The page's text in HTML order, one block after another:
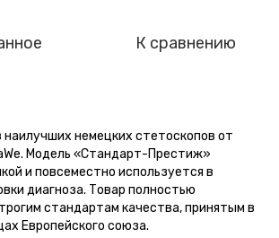
К сравнению
наилучших немецких стетоскопов от
Модель «Стандарт-Престиж»
и повсеместно используется в
диагноза. Товар полностью
стандартам качества, принятым в
Европейского союза.